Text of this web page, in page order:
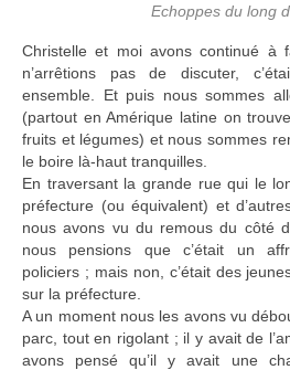
Echoppes du long
Christelle et moi avons continué à
n’arrêtions pas de discuter,
ensemble. Et puis nous sommes
(partout en Amérique latine on
fruits et légumes) et nous sommes
le boire là-haut tranquilles.
En traversant la grande rue qui le
préfecture (ou équivalent) et
nous avons vu du remous du côté
nous pensions que c’était un
policiers ; mais non, c’était des
sur la préfecture.
A un moment nous les avons vu
parc, tout en rigolant ; il y avait de
avons pensé qu’il y avait une